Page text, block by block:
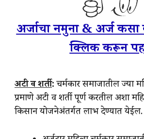
अर्जाचा नमुना & अर्ज
क्लिक करून
अटी व शर्ती:चर्मकार समाजातील ज्या
प्रमाणे अटी व शर्ती पूर्ण करतील अशा
किसान योजनेअंतर्गत लाभ देण्यात येईल.